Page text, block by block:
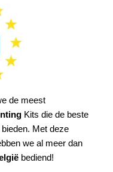
de meest
Kits die de beste
Met deze
we al meer dan
bediend!